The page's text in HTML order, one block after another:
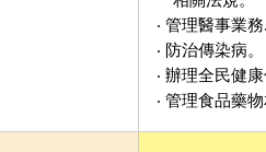
‧ 管理醫事業
‧ 防治傳染病。
‧ 辦理全民健
‧ 管理食品藥